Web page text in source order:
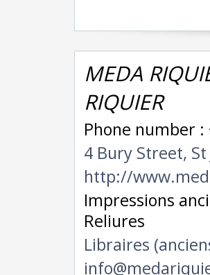
MEDA
RIQUIER
Phone number :
4 Bury Street, St
http://
Impressions
Reliures
Libraires